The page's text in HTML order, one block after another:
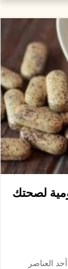
لصحتك
أحد العناصر